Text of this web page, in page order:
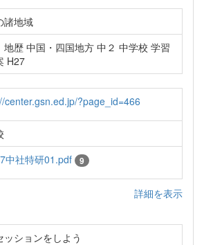
諸地域
地歴 中国・四国地方 中２ 中学校 学習
H27
center.gsn.ed.jp/?page_id=466
中社特研01.pdf 9
詳細を表示
ッションをしよう